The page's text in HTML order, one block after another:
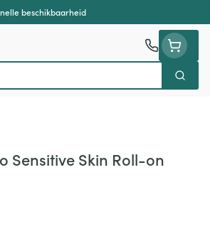
beschikbaarheid
Zoek
Sensitive Skin Roll-on